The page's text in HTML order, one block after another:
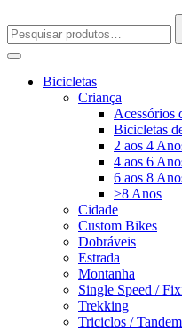
por:
Bicicletas
Criança
Acessórios
Bicicletas
2 aos 4
4 aos 6
6 aos 8
>8 Anos
Cidade
Custom Bikes
Dobráveis
Estrada
Montanha
Single Speed /
Trekking
Triciclos / Tandem